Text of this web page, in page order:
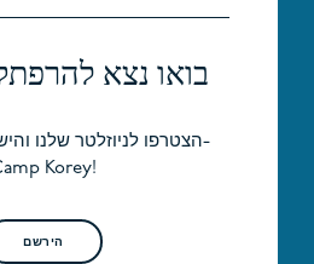
בואו נצא
הצטרפו לניוזלטר שלנו
Korey!
הירשם